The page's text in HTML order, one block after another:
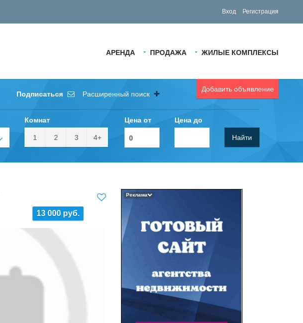
Вход Регистрация
АРЕНДА ПРОДАЖА ЖИЛЫЕ КОМПЛЕКСЫ
Добавить объявление
Подписаться Расширенный поиск
Комнат
1 2 3 4+
Цена от Цена до
Найти
13 000 руб.
Реклама